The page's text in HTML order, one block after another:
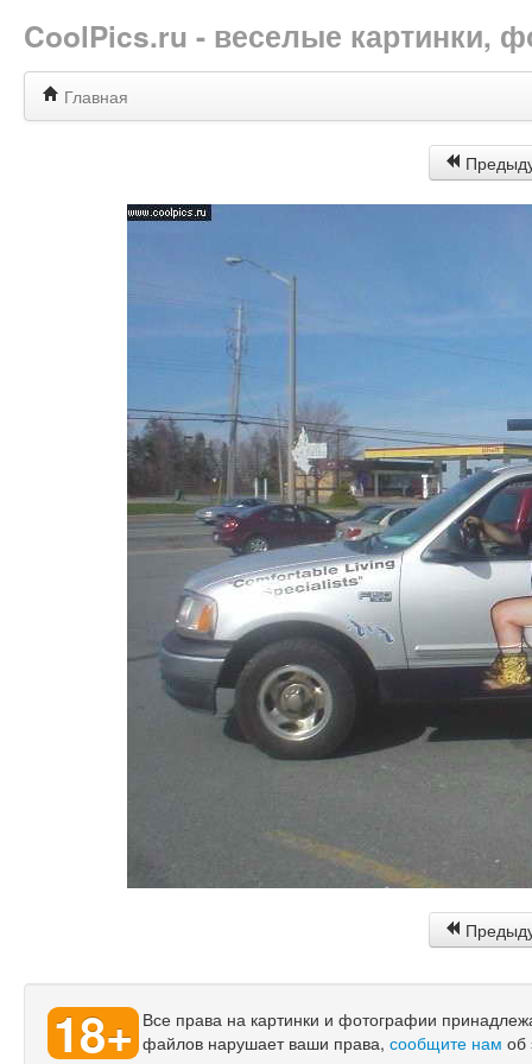
CoolPics.ru - веселые картинки,
Главная
18+ Все права на картинки и фотографии
файлов нарушает ваши права, сообщите нам об